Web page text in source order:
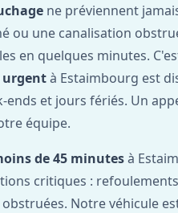
ne préviennent
ou une canalisation
en quelques minutes.
urgentà Estaimbourg est
ends et jours fériés. Un
équipe.
de 45 minutesà
critiques : refoulements
Notre véhicule